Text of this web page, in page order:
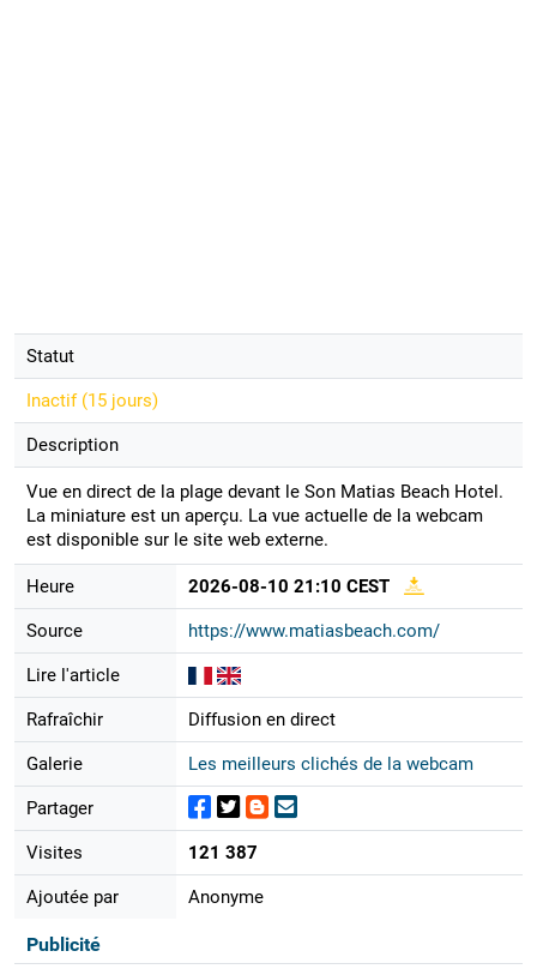
Statut
Inactif (15 jours)
Description
Vue en direct de la plage devant le Son Matias Beach Hotel.
La miniature est un aperçu. La vue actuelle de la webcam
est disponible sur le site web externe.
Heure 2026-08-10 21:10 CEST
Source https://www.matiasbeach.com/
Lire l'article
Rafraîchir Diffusion en direct
Galerie Les meilleurs clichés de la webcam
Partager
Visites 121 387
Ajoutée par Anonyme
Publicité